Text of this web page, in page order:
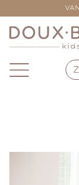
VOOR